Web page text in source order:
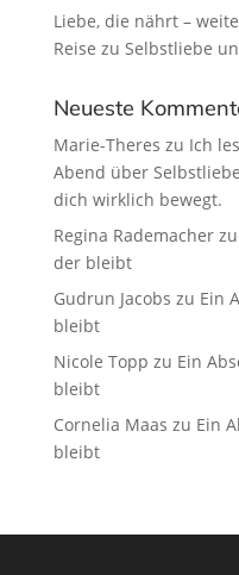
Liebe, die nährt –
Reise zu Selbstliebe
Neueste
Marie-Theres zu Ich
Abend über
dich wirklich bewegt.
Regina Rademacherzu
der bleibt
Gudrun Jacobs zu Ein
bleibt
Nicole Topp zu Ein
bleibt
Cornelia Maas zu Ein
bleibt